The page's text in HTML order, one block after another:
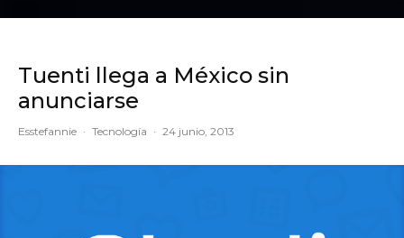
Tuenti llega a México sin
anunciarse
Esstefannie · Tecnología · 24 junio, 2013